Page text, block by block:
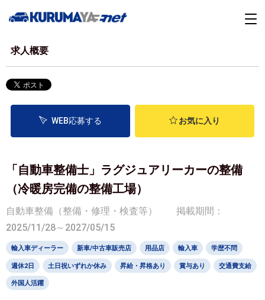
求人概要
WEB応募する お気に入り
「自動車整備士」ラグジュアリーカーの整備
（冷暖房完備の整備工場）
自動車整備（整備・修理・検査等）
掲載期間：
2025/11/28～2027/05/15
輸入車ディーラー 新車/中古車販売店 用品店 輸入車 学歴不問
週休2日 土日祝いずれか休み 昇給・昇格あり 賞与あり 交通費支給
外国人活躍